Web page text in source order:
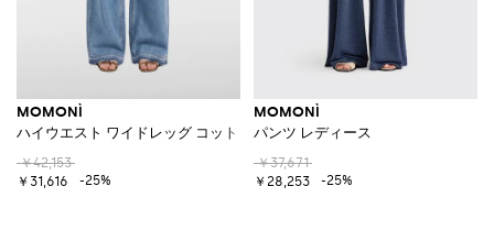
MOMONÌ
ハイウエスト ワイドレッグ コットンデニムジーンズ
￥42,153
￥31,616
-25%
MOMONÌ
パンツ レディース
￥37,671
￥28,253
-25%